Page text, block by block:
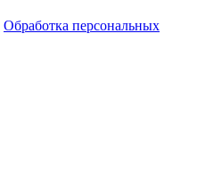
Обработка персональных